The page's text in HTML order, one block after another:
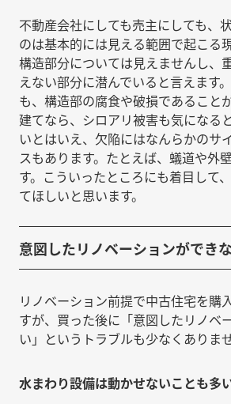
不動産会社にしても売主にしても、
のは基本的には見える範囲で起こる
構造部分については見えませんし、
えない部分に潜んでいると言えます
も、構造部の腐食や破損であること
建てなら、シロアリ被害も気になる
いとはいえ、欠陥にはなんらかのサ
スもあります。たとえば、蟻道や外
す。こういったところにも着目して
てほしいと思います。
意図したリノベーションができ
リノベーション前提で中古住宅を購
すが、買った後に「意図したリノベ
い」というトラブルも少なくありませ
水まわり設備は動かせないことも多